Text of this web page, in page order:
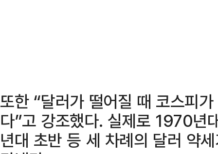
또한 “달러가 떨어질 때 코스피
다”고 강조했다. 실제로 1970
년대 초반 등 세 차례의 달러 약